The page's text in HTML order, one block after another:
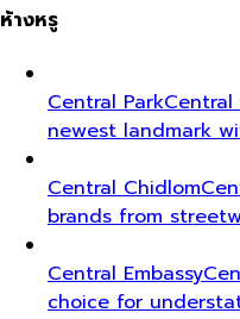
ห้างหรู
Central ParkCentral
newest landmark
Central Chidlom
brands from
Central Embassy
choice for